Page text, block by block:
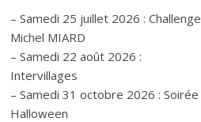
– Samedi 25 juillet 2026 : Challenge
Michel MIARD
– Samedi 22 août 2026 :
Intervillages
– Samedi 31 octobre 2026 : Soirée
Halloween